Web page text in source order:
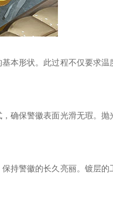
本形状。此过程不仅要求温
确保警徽表面光滑无瑕。抛
持警徽的长久亮丽。镀层的